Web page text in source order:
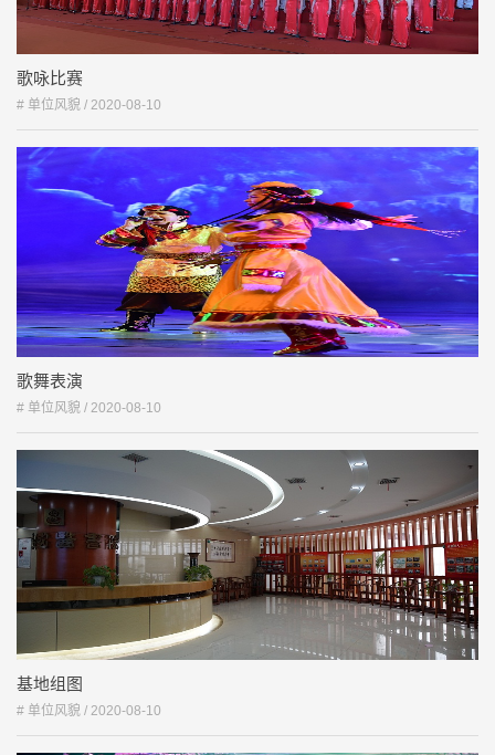
歌咏比赛
# 单位风貌 / 2020-08-10
歌舞表演
# 单位风貌 / 2020-08-10
基地组图
# 单位风貌 / 2020-08-10